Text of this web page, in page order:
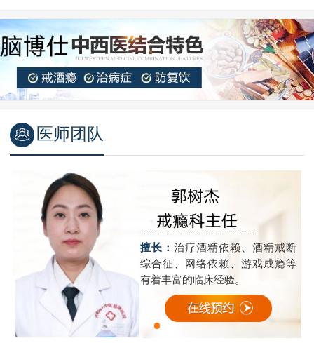
医师团队
擅长：治疗酒精依赖、酒精戒断
综合征、网络依赖、游戏成瘾等
有着丰富的临床经验。